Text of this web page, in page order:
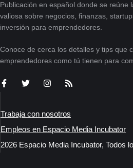
Publicación en español donde se reúne
valiosa sobre negocios, finanzas,
inversión para emprendedores.
Conoce de cerca los detalles y tips que
emprendedores como tú tienen para
Trabaja con nosotros
Empleos en Espacio Media Incubator
2026 Espacio Media Incubator, Todos